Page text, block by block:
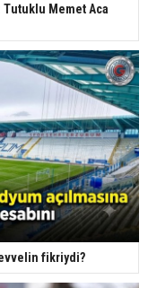
Tutuklu Memet Aca
fikriydi?